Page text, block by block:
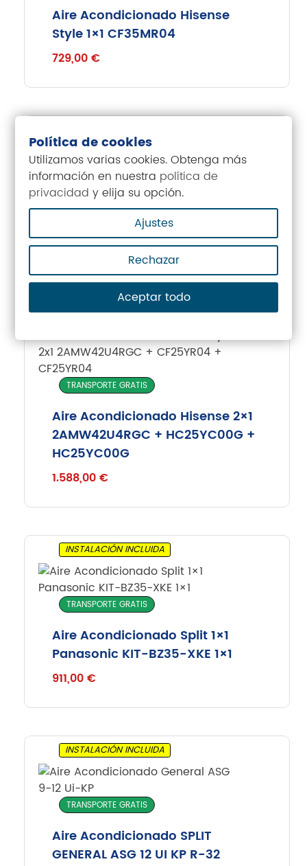
Aire Acondicionado Hisense
Style 1×1 CF35MR04
729,00€
TRANSPORTE GRATIS
Aire Acondicionado GREE Pular
749,00€
INSTALACIÓN INCLUIDA
TRANSPORTE GRATIS
Aire Acondicionado Hisense 2×1
2AMW42U4RGC + HC25YC00G +
HC25YC00G
1.588,00€
INSTALACIÓN INCLUIDA
TRANSPORTE GRATIS
Aire Acondicionado Split 1×1
Panasonic KIT-BZ35-XKE 1×1
911,00€
INSTALACIÓN INCLUIDA
TRANSPORTE GRATIS
Aire Acondicionado SPLIT
GENERAL ASG 12 UI KP R-32
Política de cookies
Utilizamos varias cookies. Obtenga más
información en nuestra política de
privacidad y elija su opción.
Ajustes
Rechazar
Aceptar todo